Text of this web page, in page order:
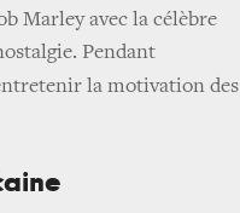
Marley avec la célèbre
Pendant
la motivation des